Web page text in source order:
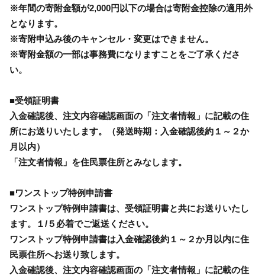
※年間の寄附金額が2,000円以下の場合は寄附金控除の適用外
となります。
※寄附申込み後のキャンセル・変更はできません。
※寄附金額の一部は事務費になりますことをご了承くださ
い。
■受領証明書
入金確認後、注文内容確認画面の「注文者情報」に記載の住
所にお送りいたします。（発送時期：入金確認後約１～２か
月以内）
「注文者情報」を住民票住所とみなします。
■ワンストップ特例申請書
ワンストップ特例申請書は、受領証明書と共にお送りいたし
ます。１/５必着でご返送ください。
ワンストップ特例申請書は入金確認後約１～２か月以内に住
民票住所へお送り致します。
入金確認後、注文内容確認画面の「注文者情報」に記載の住